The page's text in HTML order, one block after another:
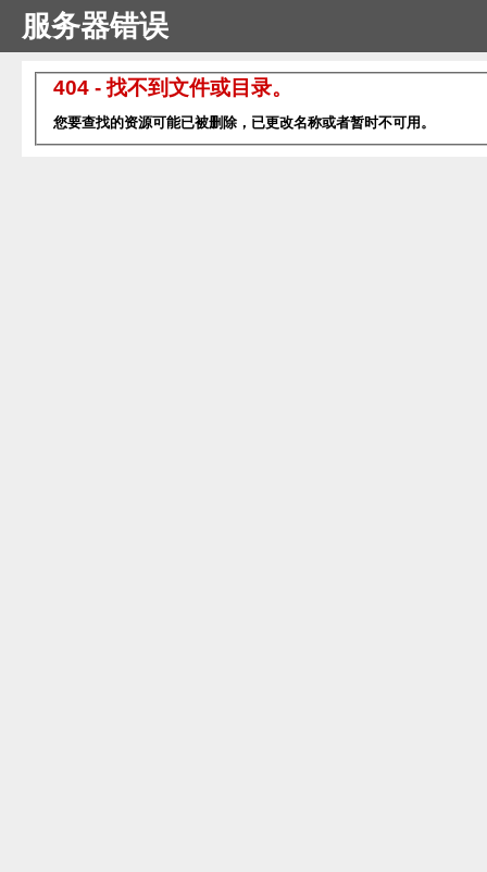
服务器错误
404 - 找不到文件或目录。
您要查找的资源可能已被删除，已更改名称或者暂时不可用。